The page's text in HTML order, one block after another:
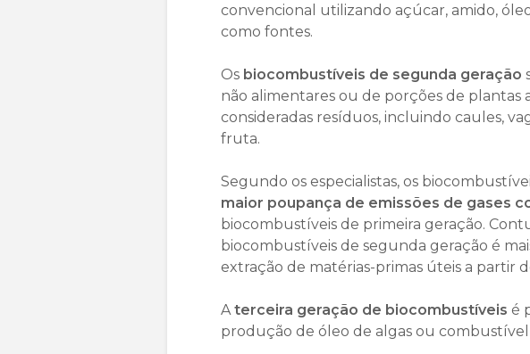
convencional utilizando açúcar, amido,
como fontes.
Os biocombustíveis de segunda geração
não alimentares ou de porções de plantas
consideradas resíduos, incluindo caules,
fruta.
Segundo os especialistas, os
maior poupança de emissões de gases
biocombustíveis de primeira geração.
biocombustíveis de segunda geração é
extração de matérias-primas úteis a partir
Aterceira geração de biocombustíveis é
produção de óleo de algas ou